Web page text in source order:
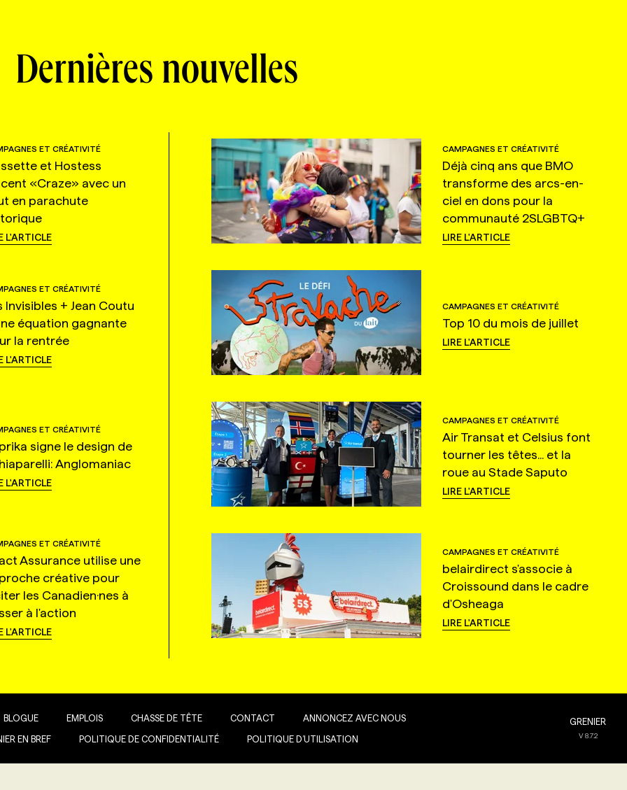
Dernières nouvelles
ET CRÉATIVITÉ
et Hostess
«Craze» avec un
en parachute
L'ARTICLE
CAMPAGNES ET CRÉATIVITÉ
Déjà cinq ans que BMO
transforme des arcs-en-
ciel en dons pour la
communauté 2SLGBTQ+
LIRE L'ARTICLE
ET CRÉATIVITÉ
Invisibles + Jean Coutu
équation gagnante
la rentrée
L'ARTICLE
CAMPAGNES ET CRÉATIVITÉ
Top 10 du mois de juillet
LIRE L'ARTICLE
ET CRÉATIVITÉ
signe le design de
Anglomaniac
L'ARTICLE
CAMPAGNES ET CRÉATIVITÉ
Air Transat et Celsius font
tourner les têtes... et la
roue au Stade Saputo
LIRE L'ARTICLE
ET CRÉATIVITÉ
Assurance utilise une
créative pour
les Canadien·nes à
à l'action
L'ARTICLE
CAMPAGNES ET CRÉATIVITÉ
belairdirect s'associe à
Croissound dans le cadre
d'Osheaga
LIRE L'ARTICLE
BLOGUE EMPLOIS CHASSE DE TÊTE CONTACT ANNONCEZ AVEC NOUS
EN BREF POLITIQUE DE CONFIDENTIALITÉ POLITIQUE D’UTILISATION
GRENIER
V8.7.2